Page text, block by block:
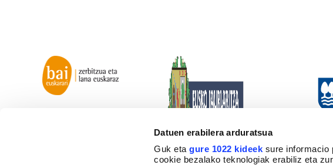
Datuen erabilera arduratsua
Guk etagure 1022 kideek sure informacio
cookie bezalako teknologiak erabiliz eta